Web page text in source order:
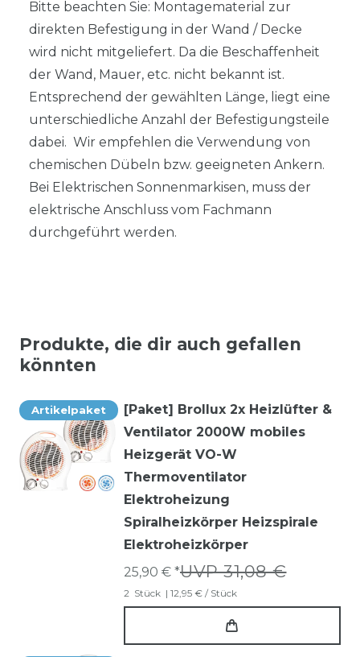
Bitte beachten Sie: Montagematerial zur
direkten Befestigung in der Wand / Decke
wird nicht mitgeliefert. Da die Beschaffenheit
der Wand, Mauer, etc. nicht bekannt ist.
Entsprechend der gewählten Länge, liegt eine
unterschiedliche Anzahl der Befestigungsteile
dabei. Wir empfehlen die Verwendung von
chemischen Dübeln bzw. geeigneten Ankern.
Bei Elektrischen Sonnenmarkisen, muss der
elektrische Anschluss vom Fachmann
durchgeführt werden.
Produkte, die dir auch gefallen
könnten
Artikelpaket
[Paket] Brollux 2x Heizlüfter &
Ventilator 2000W mobiles
Heizgerät VO-W
Thermoventilator
Elektroheizung
Spiralheizkörper Heizspirale
Elektroheizkörper
UVP 31,08 €
25,90 € *
2 Stück | 12,95 € / Stück